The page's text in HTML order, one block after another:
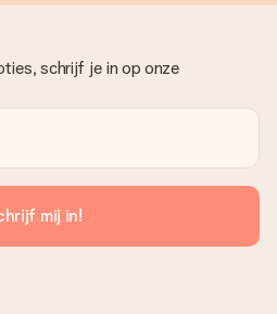
schrijf je in op onze
mij in!